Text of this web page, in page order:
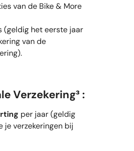
van de Bike & More
(geldig het eerste jaar
van de
Verzekering³ :
per jaar (geldig
je verzekeringen bij